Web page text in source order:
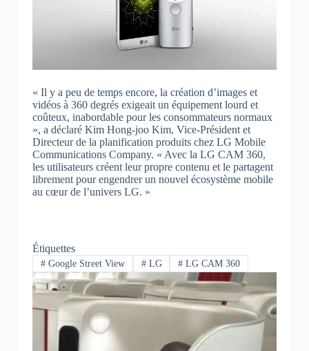
« Il y a peu de temps encore, la création d’images et
vidéos à 360 degrés exigeait un équipement lourd et
coûteux, inabordable pour les consommateurs normaux
», a déclaré Kim Hong-joo Kim, Vice-Président et
Directeur de la planification produits chez LG Mobile
Communications Company. « Avec la LG CAM 360,
les utilisateurs créent leur propre contenu et le partagent
librement pour engendrer un nouvel écosystème mobile
au cœur de l’univers LG. »
Étiquettes
#Google Street View #LG # LG CAM 360